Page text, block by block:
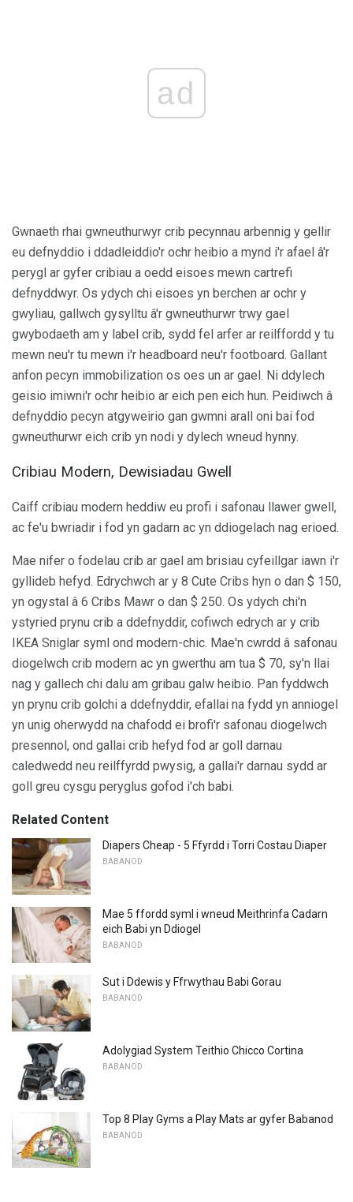
ad
Gwnaeth rhai gwneuthurwyr crib pecynnau arbennig y gellir
eu defnyddio i ddadleiddio'r ochr heibio a mynd i'r afael â'r
perygl ar gyfer cribiau a oedd eisoes mewn cartrefi
defnyddwyr. Os ydych chi eisoes yn berchen ar ochr y
gwyliau, gallwch gysylltu â'r gwneuthurwr trwy gael
gwybodaeth am y label crib, sydd fel arfer ar reilffordd y tu
mewn neu'r tu mewn i'r headboard neu'r footboard. Gallant
anfon pecyn immobilization os oes un ar gael. Ni ddylech
geisio imiwni'r ochr heibio ar eich pen eich hun. Peidiwch â
defnyddio pecyn atgyweirio gan gwmni arall oni bai fod
gwneuthurwr eich crib yn nodi y dylech wneud hynny.
Cribiau Modern, Dewisiadau Gwell
Caiff cribiau modern heddiw eu profi i safonau llawer gwell,
ac fe'u bwriadir i fod yn gadarn ac yn ddiogelach nag erioed.
Mae nifer o fodelau crib ar gael am brisiau cyfeillgar iawn i'r
gyllideb hefyd. Edrychwch ar y 8 Cute Cribs hyn o dan $ 150,
yn ogystal â 6 Cribs Mawr o dan $ 250. Os ydych chi'n
ystyried prynu crib a ddefnyddir, cofiwch edrych ar y crib
IKEA Sniglar syml ond modern-chic. Mae'n cwrdd â safonau
diogelwch crib modern ac yn gwerthu am tua $ 70, sy'n llai
nag y gallech chi dalu am gribau galw heibio. Pan fyddwch
yn prynu crib golchi a ddefnyddir, efallai na fydd yn anniogel
yn unig oherwydd na chafodd ei brofi'r safonau diogelwch
presennol, ond gallai crib hefyd fod ar goll darnau
caledwedd neu reilffyrdd pwysig, a gallai'r darnau sydd ar
goll greu cysgu peryglus gofod i'ch babi.
Related Content
Diapers Cheap - 5 Ffyrdd i Torri Costau Diaper
BABANOD
Mae 5 ffordd syml i wneud Meithrinfa Cadarn
eich Babi yn Ddiogel
BABANOD
Sut i Ddewis y Ffrwythau Babi Gorau
BABANOD
Adolygiad System Teithio Chicco Cortina
BABANOD
Top 8 Play Gyms a Play Mats ar gyfer Babanod
BABANOD